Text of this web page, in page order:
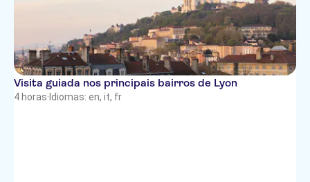
Visita guiada nos principais bairros de Lyon
4 horas· Idiomas: en, it, fr